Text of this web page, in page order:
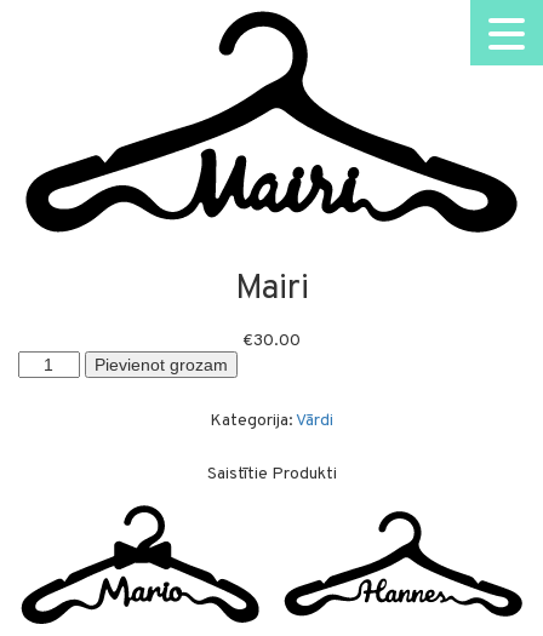
Mairi
€30.00
Mairi
daudzums
Pievienot grozam
Kategorija:Vārdi
Saistītie Produkti